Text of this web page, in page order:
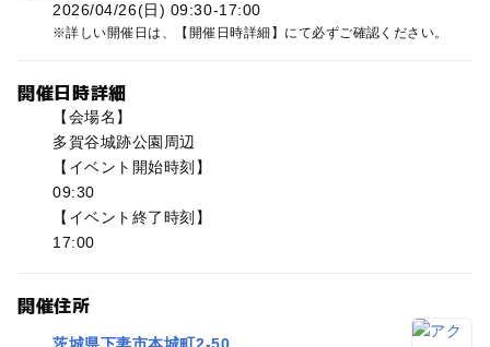
2026/04/26(日) 09:30-17:00
詳しい開催日は、【開催日時詳細】にて必ずご確認ください。
開催日時詳細
【会場名】
多賀谷城跡公園周辺
【イベント開始時刻】
09:30
【イベント終了時刻】
17:00
開催住所
茨城県下妻市本城町2-50